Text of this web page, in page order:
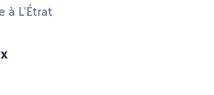
à L'Étrat